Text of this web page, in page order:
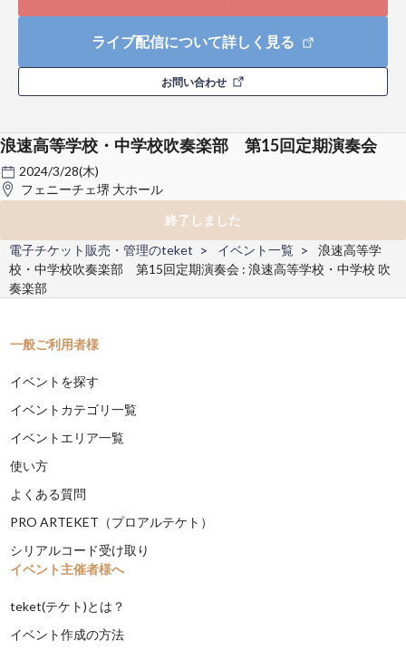
ライブ配信について詳しく見る
お問い合わせ
浪速高等学校・中学校吹奏楽部 第15回定期演奏会
2024/3/28(木)
フェニーチェ堺 大ホール
終了しました
電子チケット販売・管理のteket
イベント一覧
浪速高等学
校・中学校吹奏楽部 第15回定期演奏会 : 浪速高等学校・中学校 吹
奏楽部
一般ご利用者様
イベントを探す
イベントカテゴリ一覧
イベントエリア一覧
使い方
よくある質問
PRO ARTEKET（プロアルテケト）
シリアルコード受け取り
イベント主催者様へ
teket(テケト)とは？
イベント作成の方法